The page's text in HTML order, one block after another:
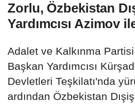
Zorlu, Özbekistan
Yardımcısı Azimov
Adalet ve Kalkınma
Başkan Yardımcısı
Devletleri Teşkilatı'nda
ardından Özbekistan